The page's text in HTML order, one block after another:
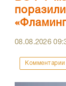
08.08.2026
Комментарии